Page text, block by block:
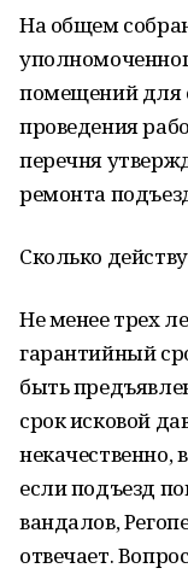
На общем
помещений для
проведения
перечня
ремонта
Сколько
Не менее трех
гарантийный
быть
срок исковой
некачественно,
если подъезд
вандалов,
отвечает.